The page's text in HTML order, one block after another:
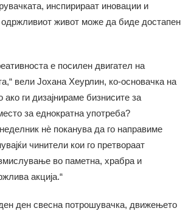
инспирираат иновации и
живот може да биде достапен
е посилен двигател на
вели Јохана Хеурлин, ко-основачка на
ги дизајнираме бизнисите за
за еднократна употреба?
нè поканува да го направиме
чинители кои го претвораат
во паметна, храбра и
акција.“
ден свесна потрошувачка, движењето